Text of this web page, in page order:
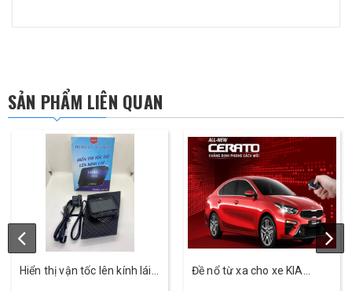
SẢN PHẨM LIÊN QUAN
Hiển thị vận tốc lên kính lái ô
Đề nổ từ xa cho xe KIA